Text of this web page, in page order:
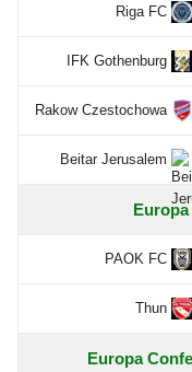
Riga FC
IFK Gothenburg
Rakow Czestochowa
Beitar Jerusalem
Europa
PAOK FC
Thun
Europa